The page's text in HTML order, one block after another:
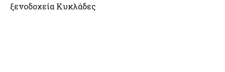
ξενοδοχεία Κυκλάδες